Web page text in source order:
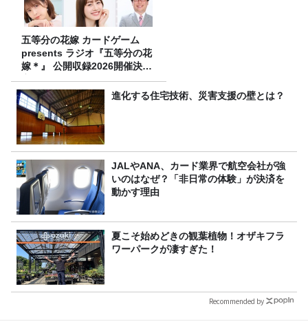
五等分の花嫁 カードゲーム
presents ラジオ『五等分の花
嫁＊』 公開収録2026開催決
定！
進化する住宅技術、災害支援の壁とは？
JALやANA、カード業界で航空会社が強
いのはなぜ？「非日常の体験」が決済を
動かす理由
夏こそ始めどきの観葉植物！オザキフラ
ワーパークが凄すぎた！
Recommended by